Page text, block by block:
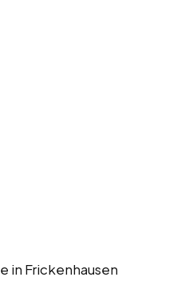
in Frickenhausen